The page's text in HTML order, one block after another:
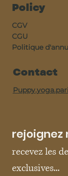
Policy
CGV
CGU
Politique
Contact
rejoignez
recevez les
exclusives...